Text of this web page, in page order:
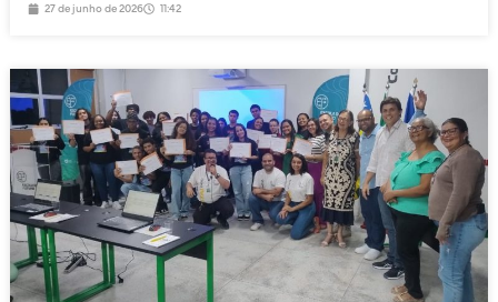
27 de junho de 2026 11:42